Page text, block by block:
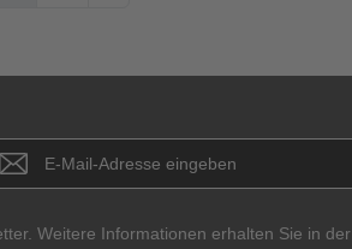
Ihr Passwort
E-Mail Adresse
Weitere Informationen erhalten Sie in der